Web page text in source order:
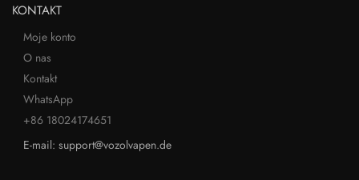
KONTAKT
Moje konto
O nas
Kontakt
WhatsApp
+86 18024174651
E-mail: support@vozolvapen.de